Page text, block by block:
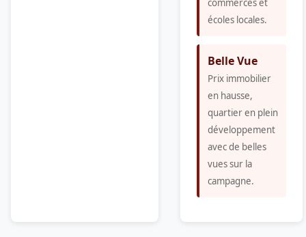
commerces et
écoles locales.
Belle Vue
Prix immobilier
en hausse,
quartier en plein
développement
avec de belles
vues sur la
campagne.